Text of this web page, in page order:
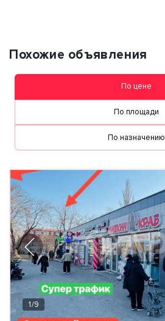
Похожие объявления
По цене
По площади
По назначению
1/9